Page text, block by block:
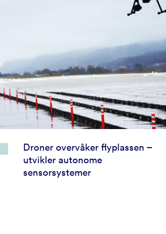
Droner overvåker flyplassen –
utvikler autonome
sensorsystemer